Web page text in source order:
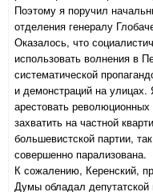
Поэтому я поручил
отделения генералу
Оказалось, что
использовать волнения в
систематической
и демонстраций на
арестовать
захватить на частной
большевистской партии,
совершенно парализована.
К сожалению, Керенский,
Думы обладал